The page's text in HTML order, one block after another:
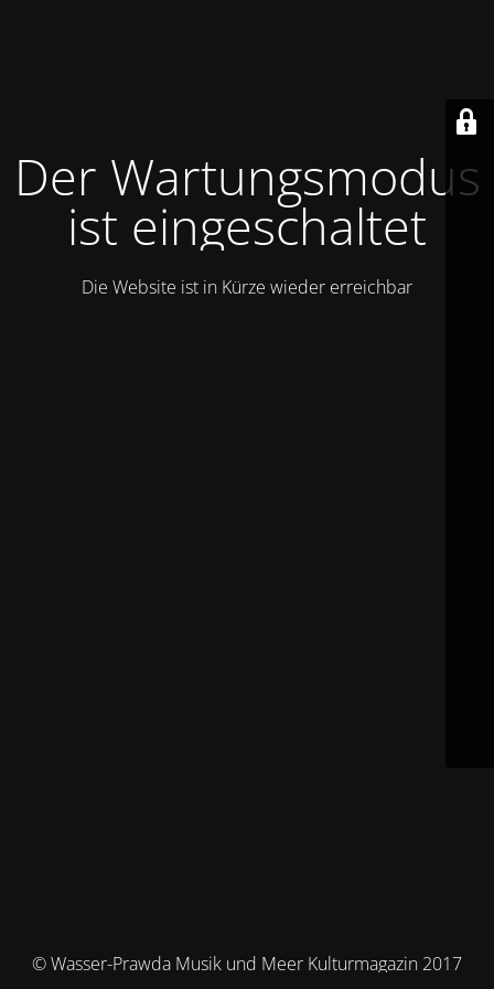
Der Wartungsmodus
ist eingeschaltet
Die Website ist in Kürze wieder erreichbar
© Wasser-Prawda Musik und Meer Kulturmagazin 2017